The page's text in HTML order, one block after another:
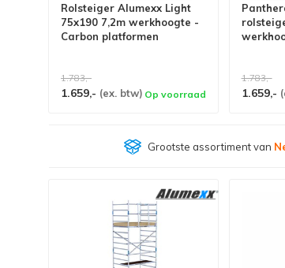
Rolsteiger Alumexx Light
75x190 7,2m werkhoogte -
Carbon platformen
1.783,-
1.659,- (ex. btw) Op voorraad
1.783,-
1.659,-
Grootste assortiment van